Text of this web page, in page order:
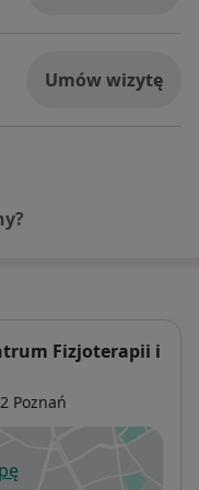
Umów wizytę
Fizjoterapii i
Poznań
się w nowej karcie